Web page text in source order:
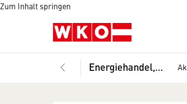
Zum Inhalt springen
Energiehandel, Fachverband